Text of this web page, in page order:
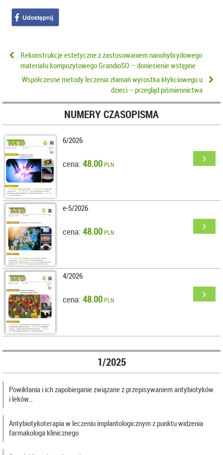
Rekonstrukcje estetyczne z zastosowaniem nanohybrydowego
materiału kompozytowego GrandioSO – doniesienie wstępne
Współczesne metody leczenia złamań wyrostka kłykciowego u
dzieci – przegląd piśmiennictwa
NUMERY CZASOPISMA
6/2026
cena: 48.00PLN
e-5/2026
cena: 48.00PLN
4/2026
cena: 48.00PLN
1/2025
Powikłania i ich zapobieganie związane z przepisywaniem antybiotyków
i leków…
Antybiotykoterapia w leczeniu implantologicznym z punktu widzenia
farmakologa klinicznego